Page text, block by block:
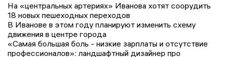
На «центральных артериях» Иванова хотят соорудить
18 новых пешеходных переходов
В Иванове в этом году планируют изменить схему
движения в центре города
«Самая большая боль - низкие зарплаты и отсутствие
профессионалов»: ландшафтный дизайнер про